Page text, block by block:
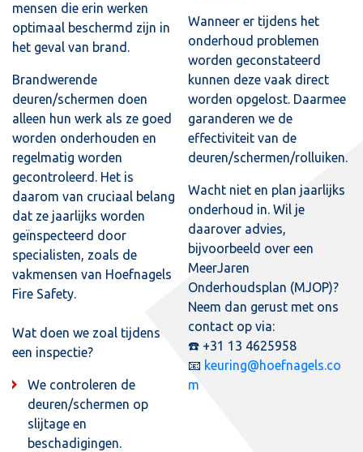
mensen die erin werken
optimaal beschermd zijn in
het geval van brand.
Brandwerende
deuren/schermen doen
alleen hun werk als ze goed
worden onderhouden en
regelmatig worden
gecontroleerd. Het is
daarom van cruciaal belang
dat ze jaarlijks worden
geïnspecteerd door
specialisten, zoals de
vakmensen van Hoefnagels
Fire Safety.
Wat doen we zoal tijdens
een inspectie?
We controleren de
deuren/schermen op
slijtage en
beschadigingen.
Wanneer er tijdens het
onderhoud problemen
worden geconstateerd
kunnen deze vaak direct
worden opgelost. Daarmee
garanderen we de
effectiviteit van de
deuren/schermen/rolluiken.
Wacht niet en plan jaarlijks
onderhoud in. Wil je
daarover advies,
bijvoorbeeld over een
MeerJaren
Onderhoudsplan (MJOP)?
Neem dan gerust met ons
contact op via:
☎️ +31 13 4625958
📧 keuring@hoefnagels.co
m